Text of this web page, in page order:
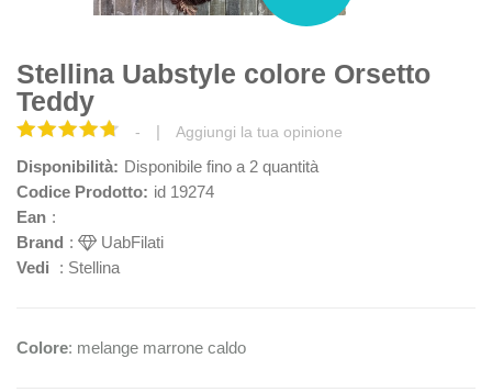
Stellina Uabstyle colore Orsetto
Teddy
- | Aggiungi la tua opinione
Disponibilità: Disponibile fino a 2 quantità
Codice Prodotto: id 19274
Ean :
Brand :
UabFilati
Vedi
: Stellina
Colore: melange marrone caldo